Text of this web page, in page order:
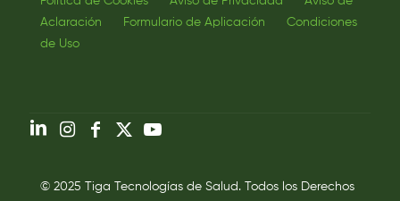
Aclaración
Formulario de Aplicación
Condiciones
de Uso
© 2025 Tiga Tecnologías de Salud. Todos los Derechos